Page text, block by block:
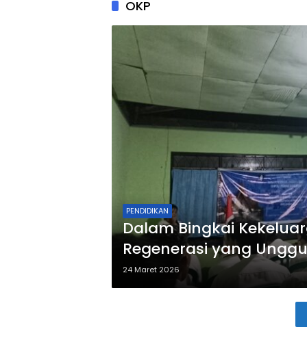
OKP
PENDIDIKAN
Dalam Bingkai
Regenerasi yang
24 Maret 2026